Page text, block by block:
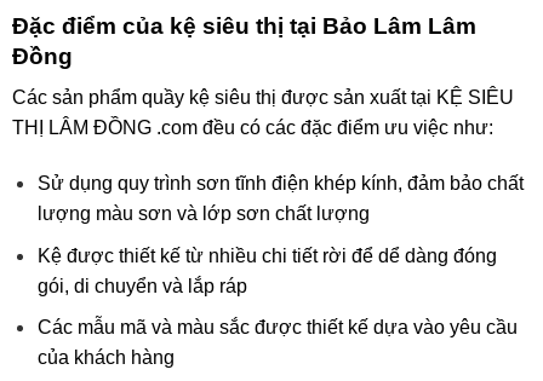
Đặc điểm của kệ siêu thị tại Bảo Lâm Lâm
Đồng
Các sản phẩm quầy kệ siêu thị được sản xuất tại KỆ SIÊU
THỊ LÂM ĐỒNG .com đều có các đặc điểm ưu việc như:
Sử dụng quy trình sơn tĩnh điện khép kính, đảm bảo chất
lượng màu sơn và lớp sơn chất lượng
Kệ được thiết kế từ nhiều chi tiết rời để dể dàng đóng
gói, di chuyển và lắp ráp
Các mẫu mã và màu sắc được thiết kế dựa vào yêu cầu
của khách hàng